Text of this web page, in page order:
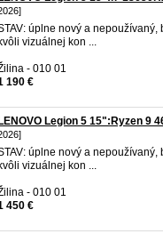
úplne nový a nepoužívaný,
vizuálnej kon ...
- 010 01
190 €
LENOVO Legion 5 15":Ryzen 9
úplne nový a nepoužívaný,
vizuálnej kon ...
- 010 01
450 €